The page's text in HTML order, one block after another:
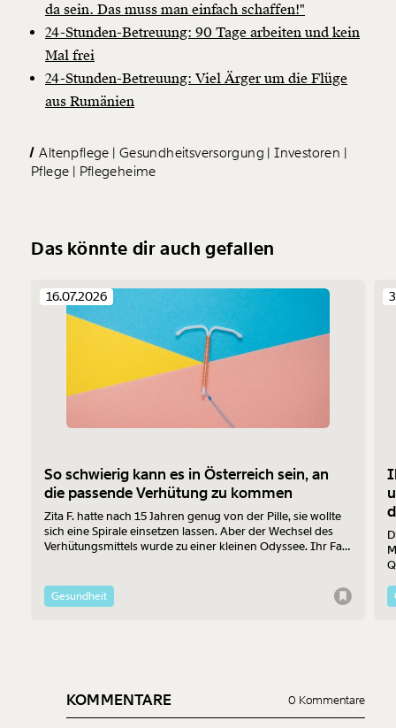
da sein. Das muss man einfach schaffen!"
24-Stunden-Betreuung: 90 Tage arbeiten und kein
Mal frei
24-Stunden-Betreuung: Viel Ärger um die Flüge
aus Rumänien
Altenpflege Gesundheitsversorgung
Investoren
Pflege
Pflegeheime
Das könnte dir auch gefallen
16.07.2026
So schwierig kann es in Österreich sein, an
die passende Verhütung zu kommen
Zita F. hatte nach 15 Jahren genug von der Pille, sie wollte
sich eine Spirale einsetzen lassen. Aber der Wechsel des
Verhütungsmittels wurde zu einer kleinen Odyssee. Ihr Fall
Verhütungsmittel konfrontiert sind.
Gesundheit
KOMMENTARE 0 Kommentare